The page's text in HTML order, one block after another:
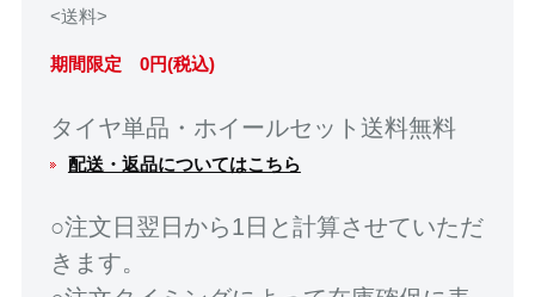
<送料>
期間限定 0円(税込)
タイヤ単品・ホイールセット送料無料
配送・返品についてはこちら
○注文日翌日から1日と計算させていただ
きます。